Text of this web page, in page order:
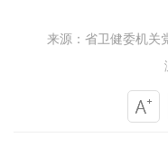
来源：省卫健委机关